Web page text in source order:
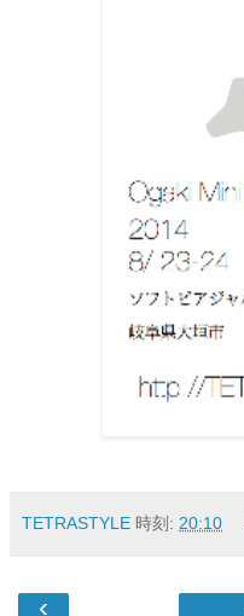
TETRASTYLE 時刻: 20:10
‹